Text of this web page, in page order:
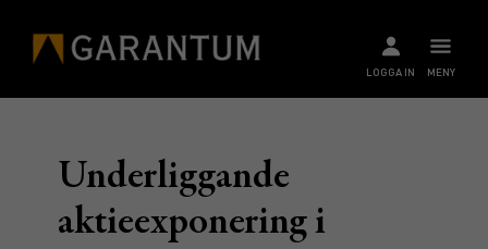
MENY
LOGGA IN
Underliggande
aktieexponering i